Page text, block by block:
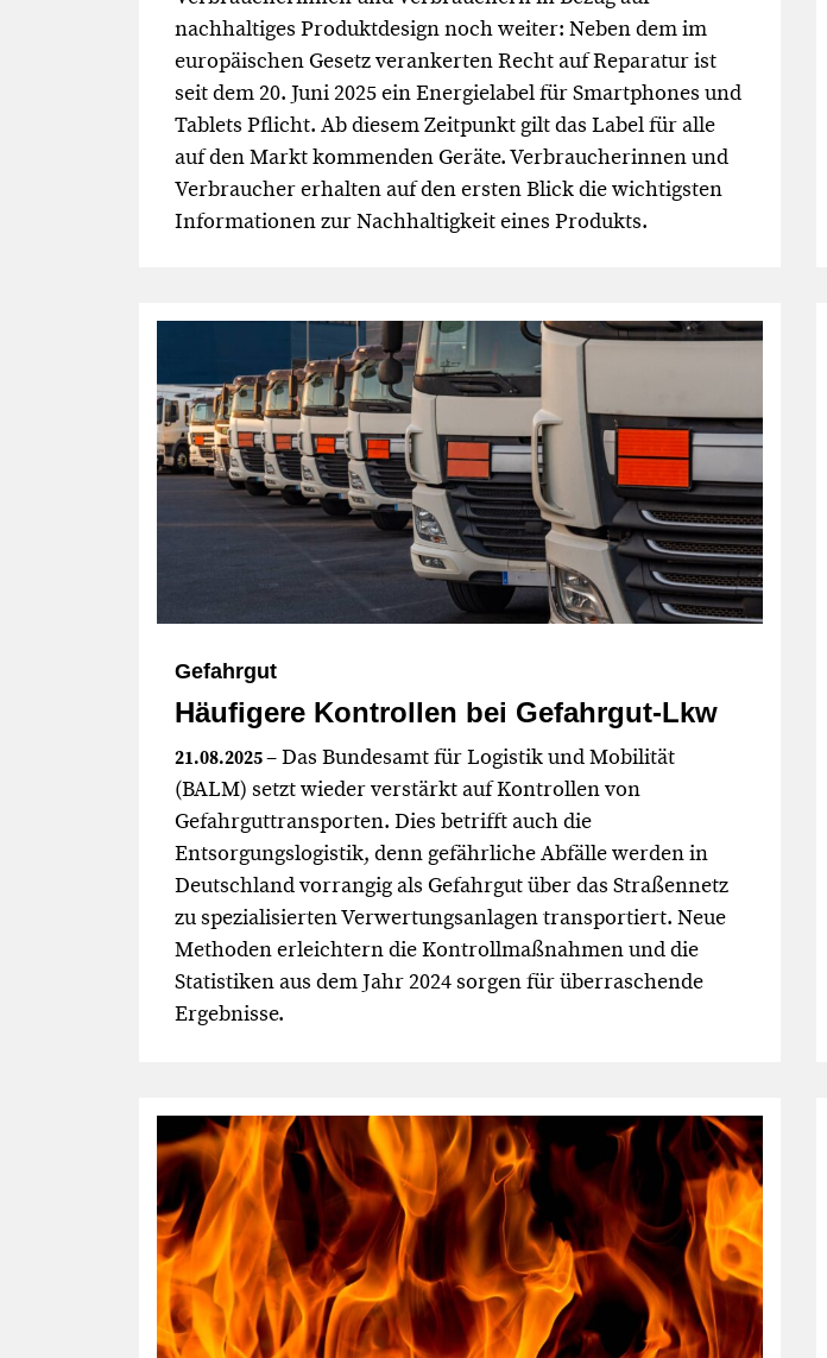
nachhaltiges Produktdesign noch weiter: Neben dem im
europäischen Gesetz verankerten Recht auf Reparatur ist
seit dem 20. Juni 2025 ein Energielabel für Smartphones und
Tablets Pflicht. Ab diesem Zeitpunkt gilt das Label für alle
auf den Markt kommenden Geräte. Verbraucherinnen und
Verbraucher erhalten auf den ersten Blick die wichtigsten
Informationen zur Nachhaltigkeit eines Produkts.
Gefahrgut
Häufigere Kontrollen bei Gefahrgut-Lkw
21.08.2025– Das Bundesamt für Logistik und Mobilität
(BALM) setzt wieder verstärkt auf Kontrollen von
Gefahrguttransporten. Dies betrifft auch die
Entsorgungslogistik, denn gefährliche Abfälle werden in
Deutschland vorrangig als Gefahrgut über das Straßennetz
zu spezialisierten Verwertungsanlagen transportiert. Neue
Methoden erleichtern die Kontrollmaßnahmen und die
Statistiken aus dem Jahr 2024 sorgen für überraschende
Ergebnisse.